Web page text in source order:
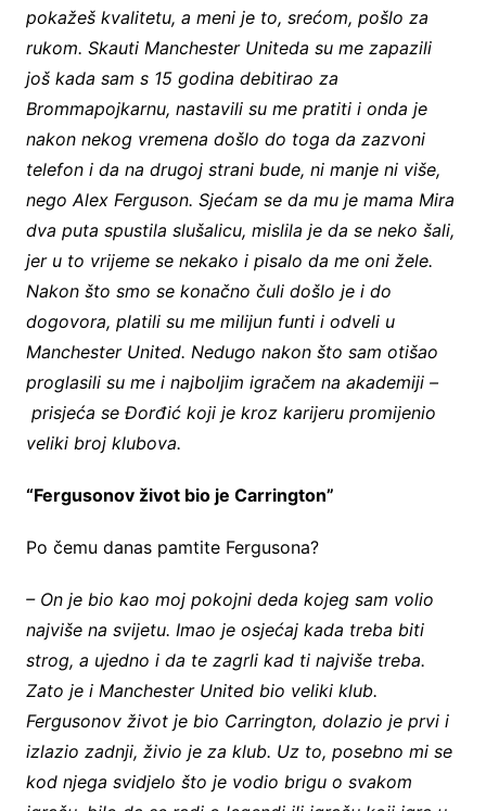
pokažeš kvalitetu, a meni je to, srećom, pošlo za
rukom. Skauti Manchester Uniteda su me zapazili
još kada sam s 15 godina debitirao za
Brommapojkarnu, nastavili su me pratiti i onda je
nakon nekog vremena došlo do toga da zazvoni
telefon i da na drugoj strani bude, ni manje ni više,
nego Alex Ferguson. Sjećam se da mu je mama Mira
dva puta spustila slušalicu, mislila je da se neko šali,
jer u to vrijeme se nekako i pisalo da me oni žele.
Nakon što smo se konačno čuli došlo je i do
dogovora, platili su me milijun funti i odveli u
Manchester United. Nedugo nakon što sam otišao
proglasili su me i najboljim igračem na akademiji –
prisjeća se Đorđić koji je kroz karijeru promijenio
veliki broj klubova.
“Fergusonov život bio je Carrington”
Po čemu danas pamtite Fergusona?
– On je bio kao moj pokojni deda kojeg sam volio
najviše na svijetu. Imao je osjećaj kada treba biti
strog, a ujedno i da te zagrli kad ti najviše treba.
Zato je i Manchester United bio veliki klub.
Fergusonov život je bio Carrington, dolazio je prvi i
izlazio zadnji, živio je za klub. Uz to, posebno mi se
kod njega svidjelo što je vodio brigu o svakom